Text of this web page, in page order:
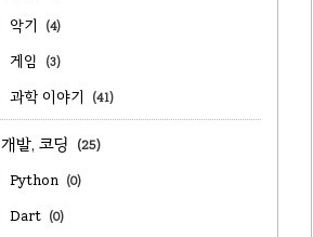
악기 (4)
게임 (3)
과학 이야기 (41)
개발, 코딩 (25)
Python (0)
Dart (0)